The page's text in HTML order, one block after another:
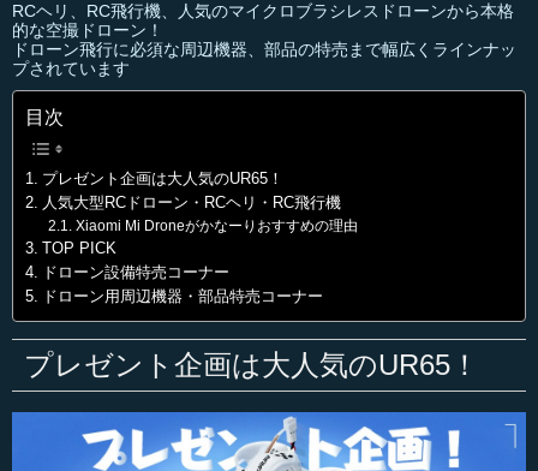
RCヘリ、RC飛行機、人気のマイクロブラシレスドローンから本格
的な空撮ドローン！
ドローン飛行に必須な周辺機器、部品の特売まで幅広くラインナッ
プされています
目次
プレゼント企画は大人気のUR65！
人気大型RCドローン・RCヘリ・RC飛行機
Xiaomi Mi Droneがかなーりおすすめの理由
TOP PICK
ドローン設備特売コーナー
ドローン用周辺機器・部品特売コーナー
プレゼント企画は大人気のUR65！